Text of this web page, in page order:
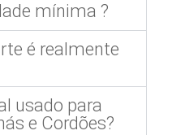
mínima ?
é realmente
usado para
e Cordões?